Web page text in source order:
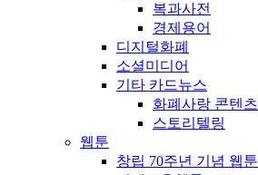
복과사전
경제용어
디지털화폐
소셜미디어
기타 카드뉴스
화폐사랑 콘텐츠
스토리텔링
웹툰
창립 70주년 기념 웹툰